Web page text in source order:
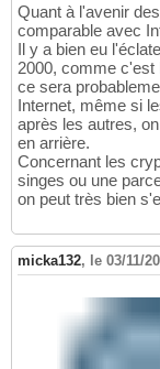
Quant à l'avenir
comparable avec
Il y a bien eu
2000, comme
ce sera
Internet, même si
après les autres,
en arrière.
Concernant les
singes ou une
on peut très bien
micka132, le 03/11/